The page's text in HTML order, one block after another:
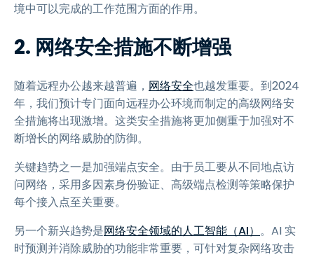
境中可以完成的工作范围方面的作用。
2. 网络安全措施不断增强
随着远程办公越来越普遍， 网络安全也越发重要。到2024
年，我们预计专门面向远程办公环境而制定的高级网络安
全措施将出现激增。这类安全措施将更加侧重于加强对不
断增长的网络威胁的防御。
关键趋势之一是加强端点安全。由于员工要从不同地点访
问网络，采用多因素身份验证、高级端点检测等策略保护
每个接入点至关重要。
另一个新兴趋势是网络安全领域的人工智能（AI） 。AI 实
时预测并消除威胁的功能非常重要，可针对复杂网络攻击